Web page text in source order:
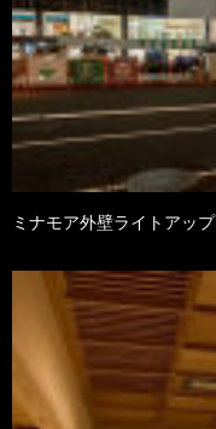
ミナモア外壁ライトアップ